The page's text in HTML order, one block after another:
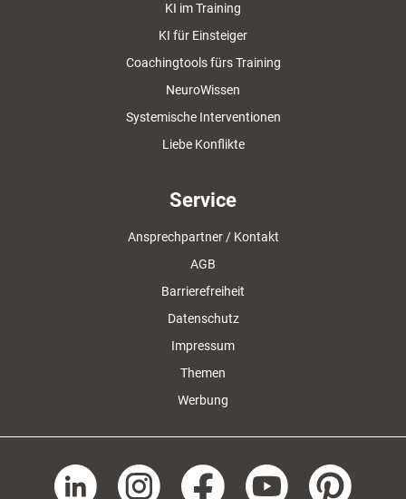
KI im Training
KI für Einsteiger
Coachingtools fürs Training
NeuroWissen
Systemische Interventionen
Liebe Konflikte
Service
Ansprechpartner / Kontakt
AGB
Barrierefreiheit
Datenschutz
Impressum
Themen
Werbung